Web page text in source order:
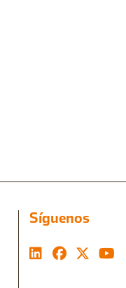
Síguenos